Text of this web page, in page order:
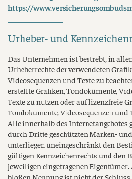
https://
Urheber- und
Das Unternehmen ist bestrebt, in
Urheberrechte der verwendeten
Videosequenzen und Texte zu
erstellte Grafiken, Tondokumente,
Texte zu nutzen oder auf lizenzfreie
Tondokumente, Videosequenzen und
Alle innerhalb des Internetangebotes
durch Dritte geschützten Marken-
unterliegen uneingeschränkt den
gültigen Kennzeichenrechts und den
jeweiligen eingetragenen
bloßen Nennung ist nicht der Schluss